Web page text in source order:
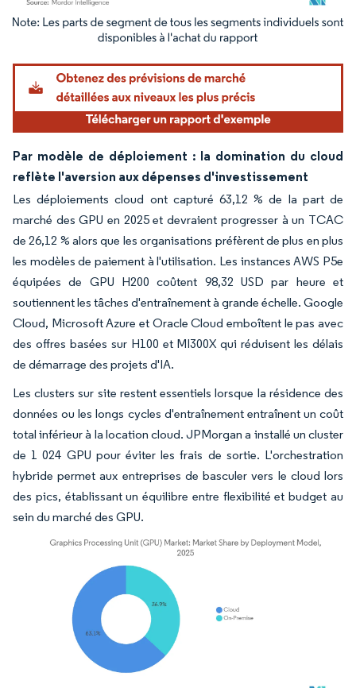
Image © Mordor Intelligence. La réutilisation nécessite une attribution sous CC BY
Par modèle de déploiement : la domination du cloud
reflète l'aversion aux dépenses d'investissement
Les déploiements cloud ont capturé 63,12 % de la part de
marché des GPU en 2025 et devraient progresser à un TCAC
de 26,12 % alors que les organisations préfèrent de plus en plus
les modèles de paiement à l'utilisation. Les instances AWS P5e
équipées de GPU H200 coûtent 98,32 USD par heure et
soutiennent les tâches d'entraînement à grande échelle. Google
Cloud, Microsoft Azure et Oracle Cloud emboîtent le pas avec
des offres basées sur H100 et MI300X qui réduisent les délais
de démarrage des projets d'IA.
Les clusters sur site restent essentiels lorsque la résidence des
données ou les longs cycles d'entraînement entraînent un coût
total inférieur à la location cloud. JPMorgan a installé un cluster
de 1 024 GPU pour éviter les frais de sortie. L'orchestration
hybride permet aux entreprises de basculer vers le cloud lors
des pics, établissant un équilibre entre flexibilité et budget au
sein du marché des GPU.